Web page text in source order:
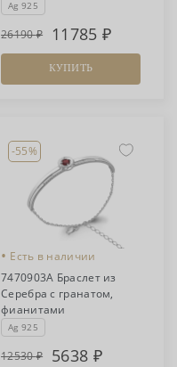
Ag 925
26190 11785
КУПИТЬ
-55%
• Есть в наличии
7470903А Браслет из
Серебра с гранатом,
фианитами
Ag 925
12530 5638